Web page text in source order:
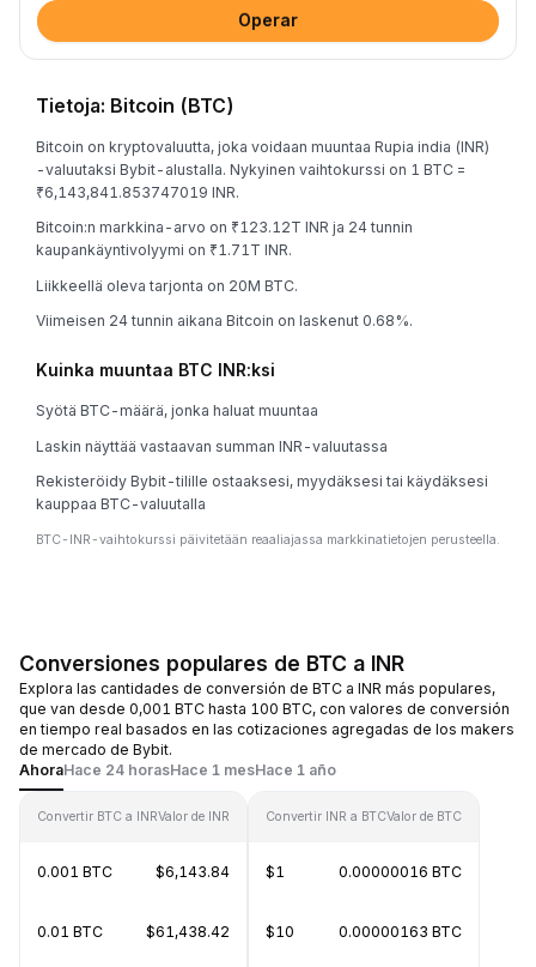
Operar
Tietoja: Bitcoin (BTC)
Bitcoin on kryptovaluutta, joka voidaan muuntaa Rupia india (INR)
-valuutaksi Bybit-alustalla. Nykyinen vaihtokurssi on 1 BTC =
₹6,143,841.853747019 INR.
Bitcoin:n markkina-arvo on ₹123.12T INR ja 24 tunnin
kaupankäyntivolyymi on ₹1.71T INR.
Liikkeellä oleva tarjonta on 20M BTC.
Viimeisen 24 tunnin aikana Bitcoin on laskenut 0.68%.
Kuinka muuntaa BTC INR:ksi
Syötä BTC-määrä, jonka haluat muuntaa
Laskin näyttää vastaavan summan INR-valuutassa
Rekisteröidy Bybit-tilille ostaaksesi, myydäksesi tai käydäksesi
kauppaa BTC-valuutalla
BTC-INR-vaihtokurssi päivitetään reaaliajassa markkinatietojen perusteella.
Conversiones populares de BTC a INR
Explora las cantidades de conversión de BTC a INR más populares,
que van desde 0,001 BTC hasta 100 BTC, con valores de conversión
en tiempo real basados en las cotizaciones agregadas de los makers
de mercado de Bybit.
AhoraHace 24 horasHace 1 mesHace 1 año
Convertir BTC a INRValor de INR
0.001 BTC $6,143.84
0.01 BTC $61,438.42
Convertir INR a BTCValor de BTC
$1 0.00000016 BTC
$10 0.00000163 BTC